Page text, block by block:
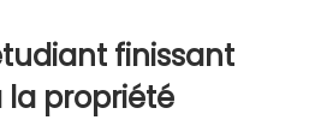
finissant
propriété